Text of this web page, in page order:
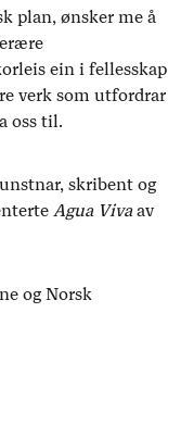
plan, ønsker me å
ein i fellesskap
verk som utfordrar
oss til.
skribent og
Agua Vivaav
og Norsk